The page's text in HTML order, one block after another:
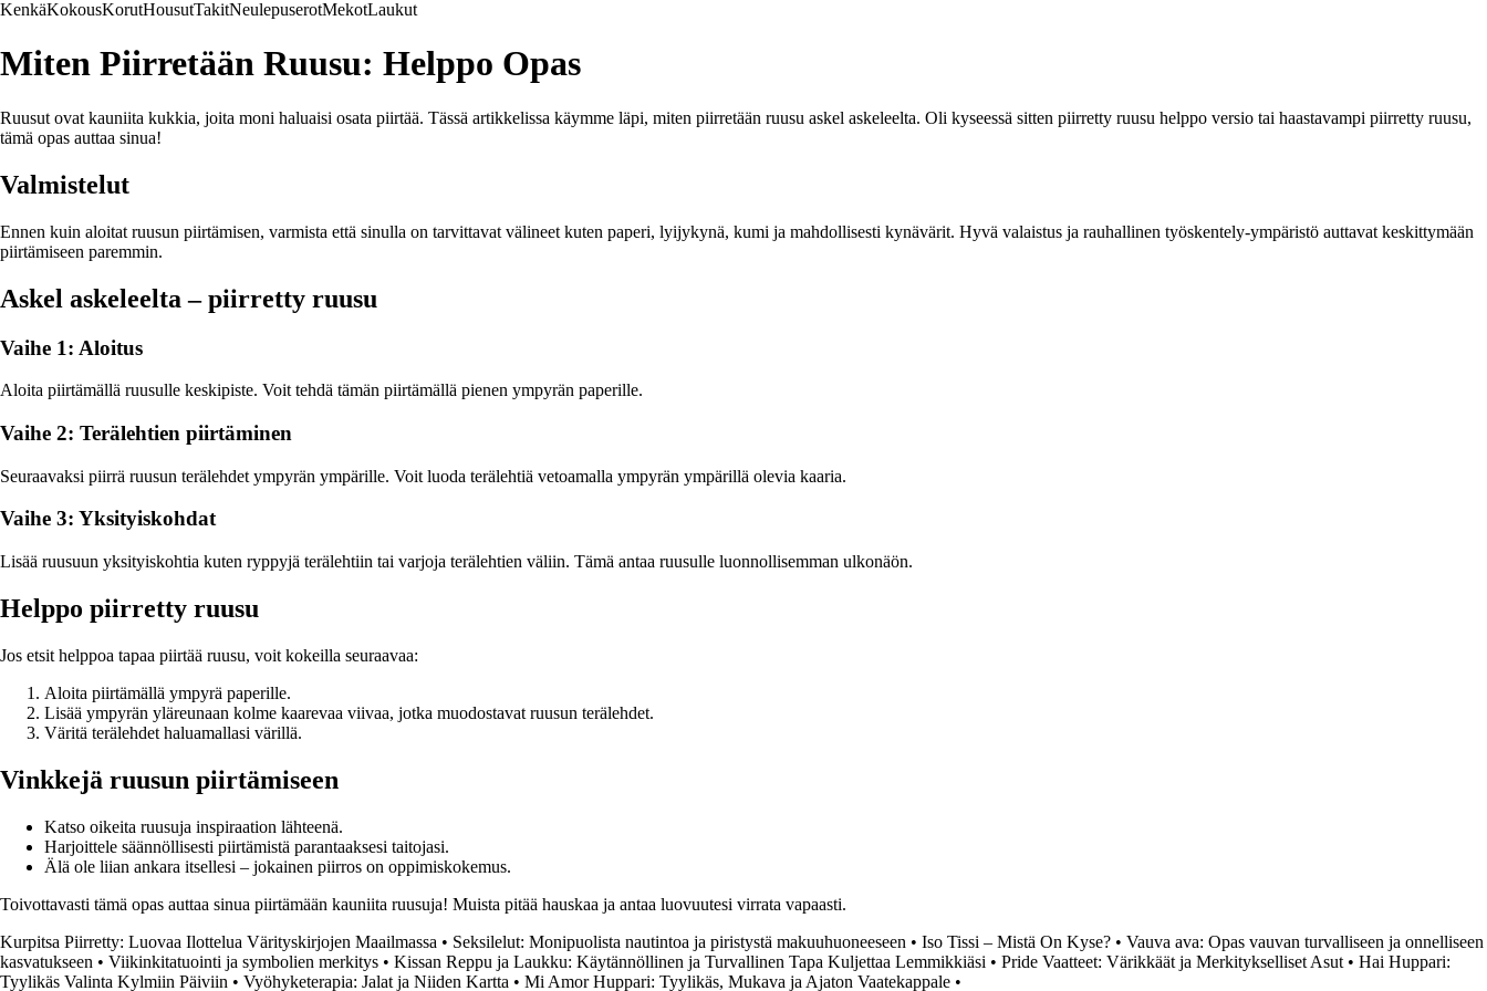
KenkäKokousKorutHousutTakitNeulepuserotMekotLaukut
Miten Piirretään Ruusu: Helppo Opas
Ruusut ovat kauniita kukkia, joita moni haluaisi osata piirtää. Tässä artikkelissa käymme läpi, miten piirretään ruusu askel askeleelta. Oli kyseessä sitten piirretty ruusu helppo versio tai haastavampi piirretty ruusu,
tämä opas auttaa sinua!
Valmistelut
Ennen kuin aloitat ruusun piirtämisen, varmista että sinulla on tarvittavat välineet kuten paperi, lyijykynä, kumi ja mahdollisesti kynävärit. Hyvä valaistus ja rauhallinen työskentely-ympäristö auttavat keskittymään
piirtämiseen paremmin.
Askel askeleelta – piirretty ruusu
Vaihe 1: Aloitus
Aloita piirtämällä ruusulle keskipiste. Voit tehdä tämän piirtämällä pienen ympyrän paperille.
Vaihe 2: Terälehtien piirtäminen
Seuraavaksi piirrä ruusun terälehdet ympyrän ympärille. Voit luoda terälehtiä vetoamalla ympyrän ympärillä olevia kaaria.
Vaihe 3: Yksityiskohdat
Lisää ruusuun yksityiskohtia kuten ryppyjä terälehtiin tai varjoja terälehtien väliin. Tämä antaa ruusulle luonnollisemman ulkonäön.
Helppo piirretty ruusu
Jos etsit helppoa tapaa piirtää ruusu, voit kokeilla seuraavaa:
Aloita piirtämällä ympyrä paperille.
Lisää ympyrän yläreunaan kolme kaarevaa viivaa, jotka muodostavat ruusun terälehdet.
Väritä terälehdet haluamallasi värillä.
Vinkkejä ruusun piirtämiseen
Katso oikeita ruusuja inspiraation lähteenä.
Harjoittele säännöllisesti piirtämistä parantaaksesi taitojasi.
Älä ole liian ankara itsellesi – jokainen piirros on oppimiskokemus.
Toivottavasti tämä opas auttaa sinua piirtämään kauniita ruusuja! Muista pitää hauskaa ja antaa luovuutesi virrata vapaasti.
Kurpitsa Piirretty: Luovaa Ilottelua Värityskirjojen Maailmassa • Seksilelut: Monipuolista nautintoa ja piristystä makuuhuoneeseen • Iso Tissi – Mistä On Kyse? • Vauva ava: Opas vauvan turvalliseen ja onnelliseen
kasvatukseen • Viikinkitatuointi ja symbolien merkitys • Kissan Reppu ja Laukku: Käytännöllinen ja Turvallinen Tapa Kuljettaa Lemmikkiäsi • Pride Vaatteet: Värikkäät ja Merkitykselliset Asut • Hai Huppari:
Tyylikäs Valinta Kylmiin Päiviin • Vyöhyketerapia: Jalat ja Niiden Kartta • Mi Amor Huppari: Tyylikäs, Mukava ja Ajaton Vaatekappale •